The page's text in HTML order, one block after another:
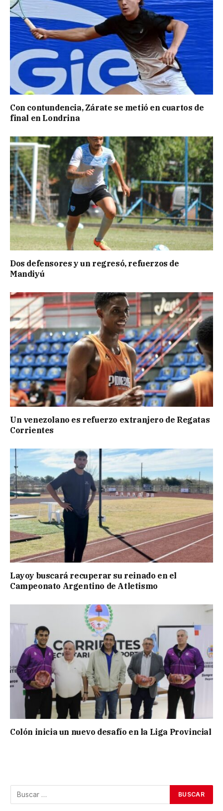
Con contundencia, Zárate se metió en cuartos de
final en Londrina
Dos defensores y un regresó, refuerzos de
Mandiyú
Un venezolano es refuerzo extranjero de Regatas
Corrientes
Layoy buscará recuperar su reinado en el
Campeonato Argentino de Atletismo
Colón inicia un nuevo desafío en la Liga Provincial